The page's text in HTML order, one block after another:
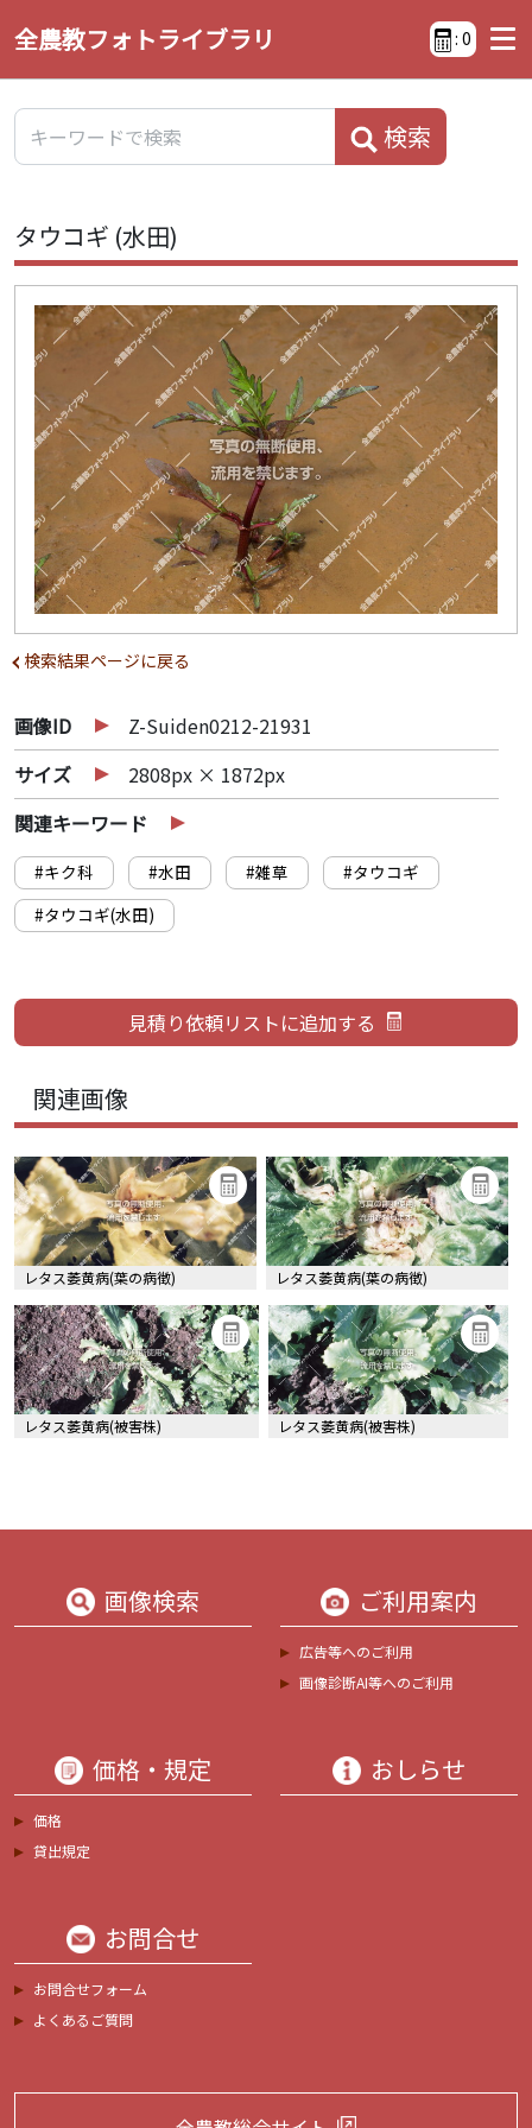
全農教フォトライブラリ : 0
検索
タウコギ (水田)
検索結果ページに戻る
画像ID
Z-Suiden0212-21931
サイズ
2808px × 1872px
関連キーワード
#キク科 #水田 #雑草
#タウコギ
#タウコギ(水田)
関連画像
レタス萎黄病(葉の病徴) レタス萎黄病(葉の病徴)
レタス萎黄病(被害株) レタス萎黄病(被害株)
画像検索 ご利用案内
広告等へのご利用
画像診断AI等へのご利用
価格・規定
価格
貸出規定
おしらせ
お問合せ
お問合せフォーム
よくあるご質問